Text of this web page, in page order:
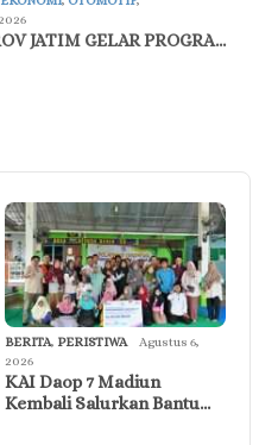
JATIM GELAR PROGRA…
BERITA, PERISTIWA
Agustus 6,
2026
KAI Daop 7 Madiun
Kembali Salurkan Bantu…